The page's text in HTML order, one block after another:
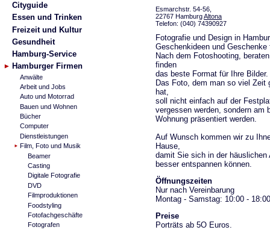
Cityguide
Essen und Trinken
Freizeit und Kultur
Gesundheit
Hamburg-Service
Hamburger Firmen
Anwälte
Arbeit und Jobs
Auto und Motorrad
Bauen und Wohnen
Bücher
Computer
Dienstleistungen
Film, Foto und Musik
Beamer
Casting
Digitale Fotografie
DVD
Filmproduktionen
Foodstyling
Fotofachgeschäfte
Fotografen
Esmarchstr. 54-56,
22767 HamburgAltona
Telefon: (040) 74390927
Fotografie und Design in
Geschenkideen und Geschenke
Nach dem Fotoshooting,
finden
das beste Format für Ihre Bilder.
Das Foto, dem man so viel Zeit
hat,
soll nicht einfach auf der
vergessen werden, sondern am
Wohnung präsentiert werden.
Auf Wunsch kommen wir zu
Hause,
damit Sie sich in der häuslichen
besser entspannen können.
Öffnungszeiten
Nur nach Vereinbarung
Montag - Samstag: 10:00 -
Preise
Porträts ab 5O Euros.